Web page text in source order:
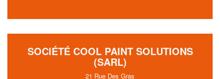
SOCIÉTÉ COOL PAINT SOLUTIONS
(SARL)
21 Rue Des Gras